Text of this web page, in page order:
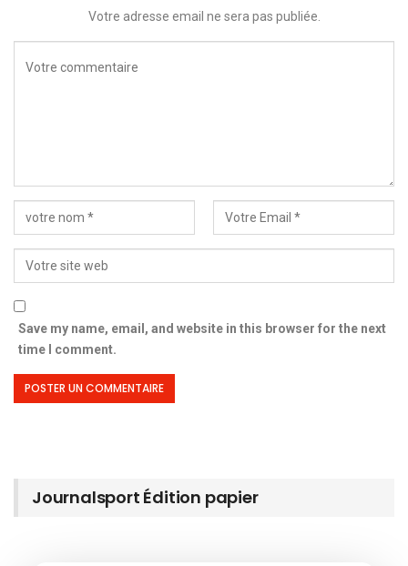
Votre adresse email ne sera pas publiée.
Save my name, email, and website in this browser for the next
time I comment.
Journalsport Édition papier